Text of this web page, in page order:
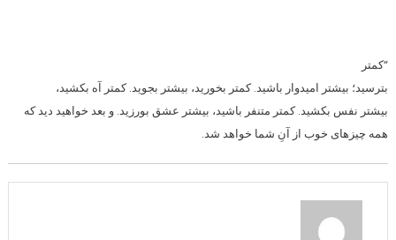
“کمتر
بترسید؛ بیشتر امیدوار باشید. کمتر بخورید، بیشتر بجوید. کمتر آه بکشید،
بیشتر نفس بکشید. کمتر متنفر باشید، بیشتر عشق بورزید. و بعد خواهید دید که
همه چیزهای خوب از آنِ شما خواهد شد.